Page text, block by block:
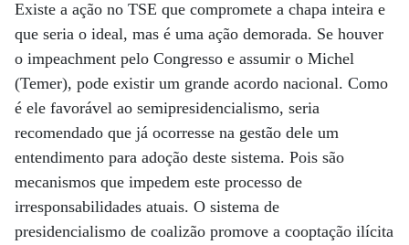
Existe a ação no TSE que compromete a chapa inteira e
que seria o ideal, mas é uma ação demorada. Se houver
o impeachment pelo Congresso e assumir o Michel
(Temer), pode existir um grande acordo nacional. Como
é ele favorável ao semipresidencialismo, seria
recomendado que já ocorresse na gestão dele um
entendimento para adoção deste sistema. Pois são
mecanismos que impedem este processo de
irresponsabilidades atuais. O sistema de
presidencialismo de coalizão promove a cooptação ilícita